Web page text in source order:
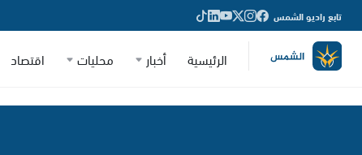
تابع راديو الشمس
الرئيسية أخبار محليات اقتصاد